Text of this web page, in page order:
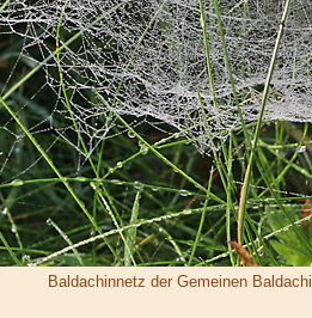
Baldachinnetz der Gemeinen